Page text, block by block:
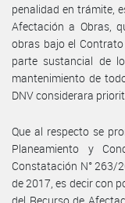
penalidad en trámite,
Afectación a Obras,
obras bajo el
parte sustancial de
mantenimiento de
DNV considerara
Que al respecto se
Planeamiento y
Constatación N° 263/
de 2017, es decir con
del Recurso de